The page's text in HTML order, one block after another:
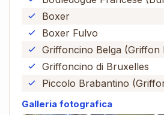
Boxer
Boxer Fulvo
Griffoncino Belga (Griffon
Griffoncino di Bruxelles
Piccolo Brabantino
Galleria fotografica